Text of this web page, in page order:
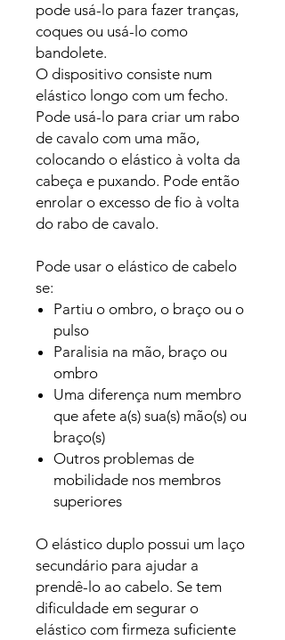
pode usá-lo para fazer tranças,
coques ou usá-lo como
bandolete.
O dispositivo consiste num
elástico longo com um fecho.
Pode usá-lo para criar um rabo
de cavalo com uma mão,
colocando o elástico à volta da
cabeça e puxando. Pode então
enrolar o excesso de fio à volta
do rabo de cavalo.
Pode usar o elástico de cabelo
se:
Partiu o ombro, o braço ou o
pulso
Paralisia na mão, braço ou
ombro
Uma diferença num membro
que afete a(s) sua(s) mão(s) ou
braço(s)
Outros problemas de
mobilidade nos membros
superiores
O elástico duplo possui um laço
secundário para ajudar a
prendê-lo ao cabelo. Se tem
dificuldade em segurar o
elástico com firmeza suficiente